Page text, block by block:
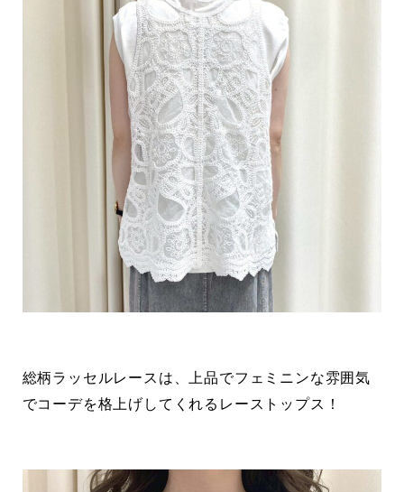
総柄ラッセルレースは、上品でフェミニンな雰囲気
でコーデを格上げしてくれるレーストップス！